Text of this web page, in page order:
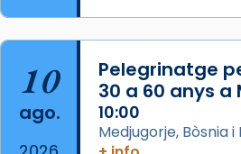
Jaume, fill de Zebedeu, és
seu germà Joan i Pere un
acompanyava més de
10
ago.
Pelegrinatge
30 a 60 anys a
10:00
Medjugorje, Bòsnia